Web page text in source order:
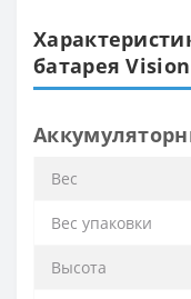
батарея
Вес
Вес упаковки
Высота